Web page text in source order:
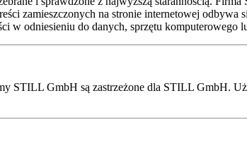
zamieszczonych na stronie internetowej
w odniesieniu do danych, sprzętu komputerowego
STILL GmbH są zastrzeżone dla STILL GmbH.